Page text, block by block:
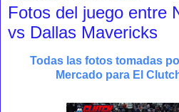
Fotos del juego entre
vs Dallas Mavericks
Todas las fotos tomadas
Mercado para El